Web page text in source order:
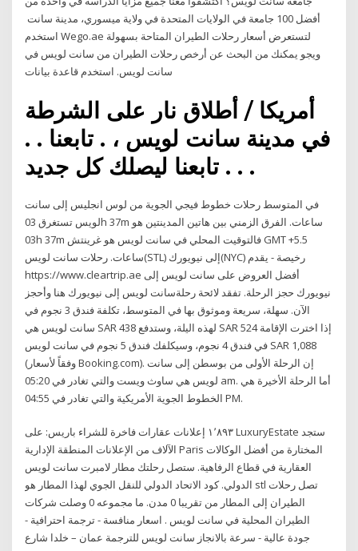
أفضل 100 جامعة في الولايات المتحدة في ولاية ميسوري، مدينة سانت
استخدم Wego.ae لتستعرض أسعار رحلات الطيران المتاحة بسهولة
ويجو يمكنك من البحث عن أرخص رحلات الطيران من سانت لويس في
أمريكا / أطلاق نار على الشرطة
في مدينة سانت لويس ، . تابعنا . .
تابعنا ليصلك كل جديد . . .
في المتوسط رحلات خطوط فيجي الجوية من لوس انجليس إلى سانت
لويس تستغرق 03h 37m ساعات. الفرق الزمني بين هاتين المدينتين هو
03h 37m فالتوقيت المحلي في سانت لويس هو غرينتش GMT +5.5
ساعات. رحلات سانت لويس(STL) إلى نيويورك(NYC) رخيصة - يقدم
https://www.cleartrip.ae أفضل العروض على سانت لويس إلى
نيويورك حجز الرحلة. تفقد لائحة رحلةسانت لويس إلى نيويورك هنا وأحجز
الآن. سهلة، سريعة وموثوق بها في المتوسط، تكلفة فندق 3 نجوم في
سانت لويس هي SAR 438 لهذه اليلة، وستدفع SAR 524 إذا اخترت الإقامة
في فندق 4 نجوم، وسيكلفك فندق 5 نجوم في سانت لويس SAR 1,088
(وفقاً لأسعار Booking.com). إن الرحلة الأولى من بوسطن إلى سانت
لويس هي ساوث ويست والتي تغادر في 05:20 am. أما الرحلة الأخيرة هي
الخطوط الجوية الأمريكية والتي تغادر في 04:55 PM.
١٬٨٩٣ إعلانات عقارات فاخرة ﻟﻠﺸﺮاء باريس: على LuxuryEstate ستجد
الآلاف من الإعلانات المنطقة الإدارية Paris المختارة من أفضل الوكالات
العقارية في قطاع الرفاهية. ستصل رحلتك مطار لامبرت سانت لويس
الدولي. كود الاتحاد الدولي للنقل الجوي لهذا المطار هو stl تصل رحلات
الطيران إلى المطار من تقريبا 0 مدن. ما مجموعه 0 وصلت شركات
الطيران المحلية في سانت لويس . اسعار منافسة - ترجمة احترافية -
جودة عالية - سرعة بالانجاز سانت لويس للترجمة عمان – خلدا شارع